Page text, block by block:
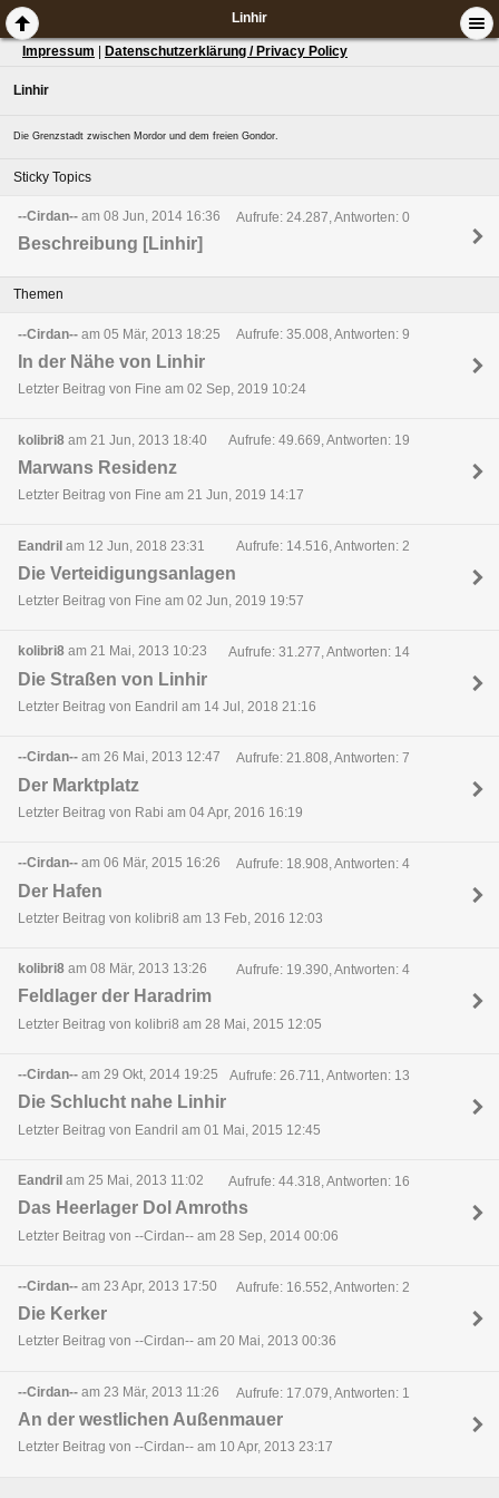
Linhir
Impressum Datenschutzerklärung / Privacy Policy
Linhir
Die Grenzstadt zwischen Mordor und dem freien Gondor.
Sticky Topics
--Cirdan-- am 08 Jun, 2014 16:36 Aufrufe: 24.287, Antworten: 0
Beschreibung [Linhir]
Themen
--Cirdan-- am 05 Mär, 2013 18:25 Aufrufe: 35.008, Antworten: 9
In der Nähe von Linhir
Letzter Beitrag von Fine am 02 Sep, 2019 10:24
kolibri8 am 21 Jun, 2013 18:40 Aufrufe: 49.669, Antworten: 19
Marwans Residenz
Letzter Beitrag von Fine am 21 Jun, 2019 14:17
Eandril am 12 Jun, 2018 23:31 Aufrufe: 14.516, Antworten: 2
Die Verteidigungsanlagen
Letzter Beitrag von Fine am 02 Jun, 2019 19:57
kolibri8 am 21 Mai, 2013 10:23 Aufrufe: 31.277, Antworten: 14
Die Straßen von Linhir
Letzter Beitrag von Eandril am 14 Jul, 2018 21:16
--Cirdan-- am 26 Mai, 2013 12:47 Aufrufe: 21.808, Antworten: 7
Der Marktplatz
Letzter Beitrag von Rabi am 04 Apr, 2016 16:19
--Cirdan-- am 06 Mär, 2015 16:26 Aufrufe: 18.908, Antworten: 4
Der Hafen
Letzter Beitrag von kolibri8 am 13 Feb, 2016 12:03
kolibri8 am 08 Mär, 2013 13:26 Aufrufe: 19.390, Antworten: 4
Feldlager der Haradrim
Letzter Beitrag von kolibri8 am 28 Mai, 2015 12:05
--Cirdan-- am 29 Okt, 2014 19:25 Aufrufe: 26.711, Antworten: 13
Die Schlucht nahe Linhir
Letzter Beitrag von Eandril am 01 Mai, 2015 12:45
Eandril am 25 Mai, 2013 11:02 Aufrufe: 44.318, Antworten: 16
Das Heerlager Dol Amroths
Letzter Beitrag von --Cirdan-- am 28 Sep, 2014 00:06
--Cirdan-- am 23 Apr, 2013 17:50 Aufrufe: 16.552, Antworten: 2
Die Kerker
Letzter Beitrag von --Cirdan-- am 20 Mai, 2013 00:36
--Cirdan-- am 23 Mär, 2013 11:26 Aufrufe: 17.079, Antworten: 1
An der westlichen Außenmauer
Letzter Beitrag von --Cirdan-- am 10 Apr, 2013 23:17